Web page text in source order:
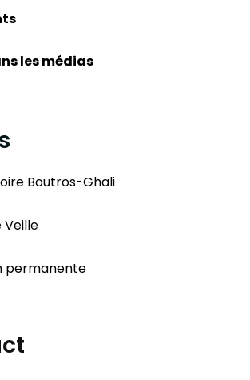
les médias
Boutros-Ghali
Veille
permanente